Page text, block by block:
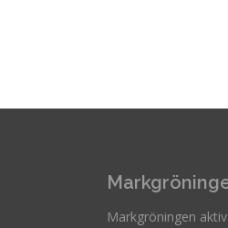
Markgröningen